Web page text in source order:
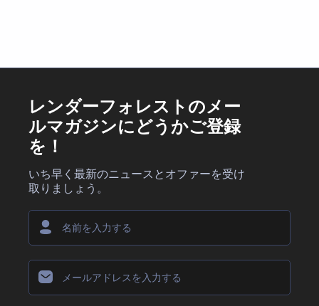
レンダーフォレストのメー
ルマガジンにどうかご登録
を！
いち早く最新のニュースとオファーを受け
取りましょう。